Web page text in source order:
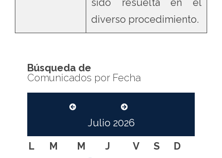
sido resuelta en el
diverso procedimiento.
Búsqueda de
Comunicados por Fecha
Julio 2026
L
M M J V S D